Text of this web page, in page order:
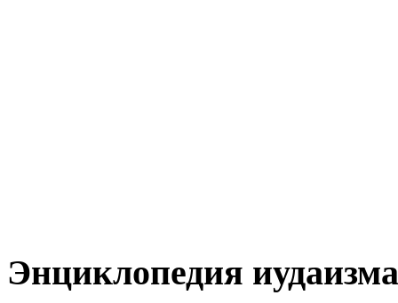
Энциклопедия иудаизма